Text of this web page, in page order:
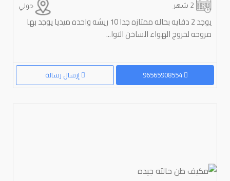
حولي
يوجد 2 دفايه بحاله ممتازه جدا 10 ريشه واحده ميديا يوجد بها
مروحه لخروج الهواء الساخن التوا...
إرسال رسالة 96565908554